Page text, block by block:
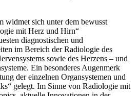
widmet sich unter dem bewusst
mit Herz und Hirn“
diagnostischen und
im Bereich der Radiologie des
sowie des Herzens – und
Ein besonderes Augenmerk
der einzelnen Organsystemen und
gelegt. Im Sinne von Radiologie mit